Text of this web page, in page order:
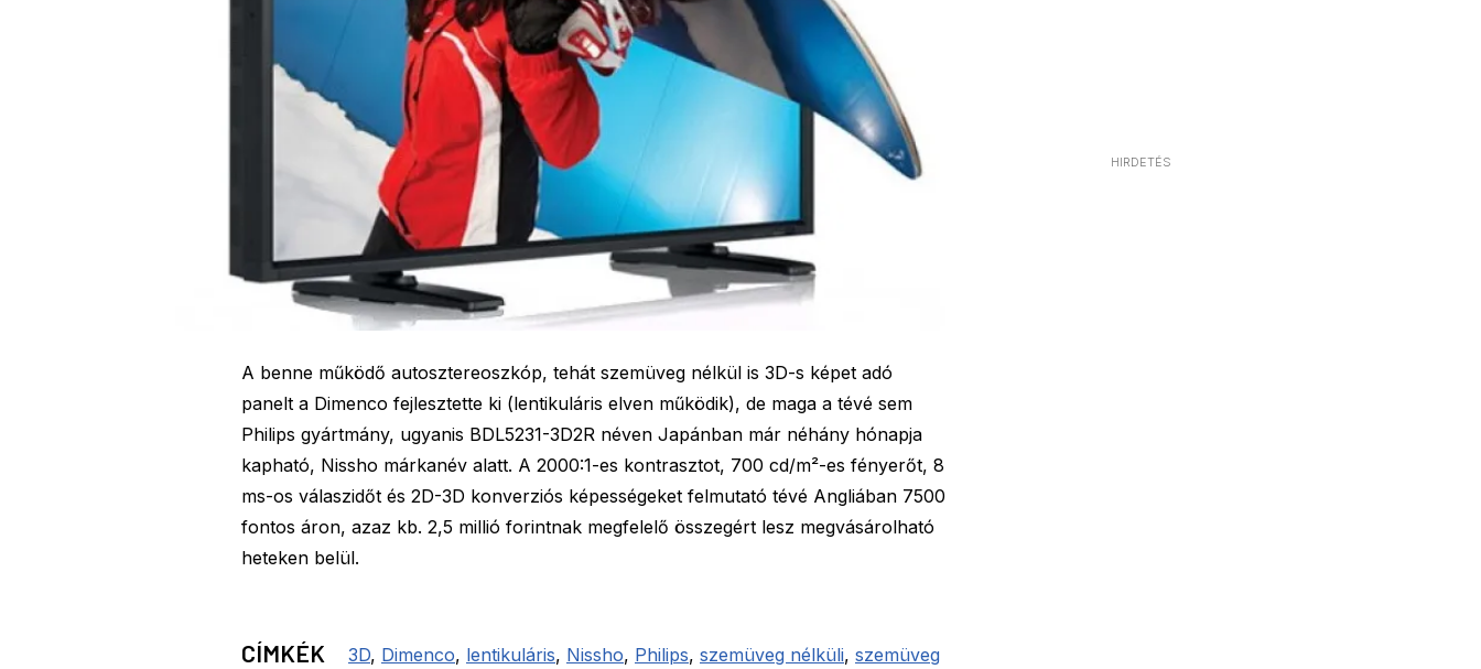
HIRDETÉS
A benne működő autosztereoszkóp, tehát szemüveg nélkül is 3D-s képet adó
panelt a Dimenco fejlesztette ki (lentikuláris elven működik), de maga a tévé sem
Philips gyártmány, ugyanis BDL5231-3D2R néven Japánban már néhány hónapja
kapható, Nissho márkanév alatt. A 2000:1-es kontrasztot, 700 cd/m²-es fényerőt, 8
ms-os válaszidőt és 2D-3D konverziós képességeket felmutató tévé Angliában 7500
fontos áron, azaz kb. 2,5 millió forintnak megfelelő összegért lesz megvásárolható
heteken belül.
CÍMKÉK 3D, Dimenco, lentikuláris, Nissho, Philips, szemüveg nélküli, szemüveg